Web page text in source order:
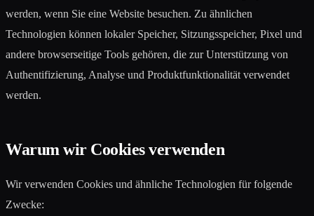
werden, wenn Sie eine Website besuchen. Zu ähnlichen
Technologien können lokaler Speicher, Sitzungsspeicher, Pixel und
andere browserseitige Tools gehören, die zur Unterstützung von
Authentifizierung, Analyse und Produktfunktionalität verwendet
werden.
Warum wir Cookies verwenden
Wir verwenden Cookies und ähnliche Technologien für folgende
Zwecke: